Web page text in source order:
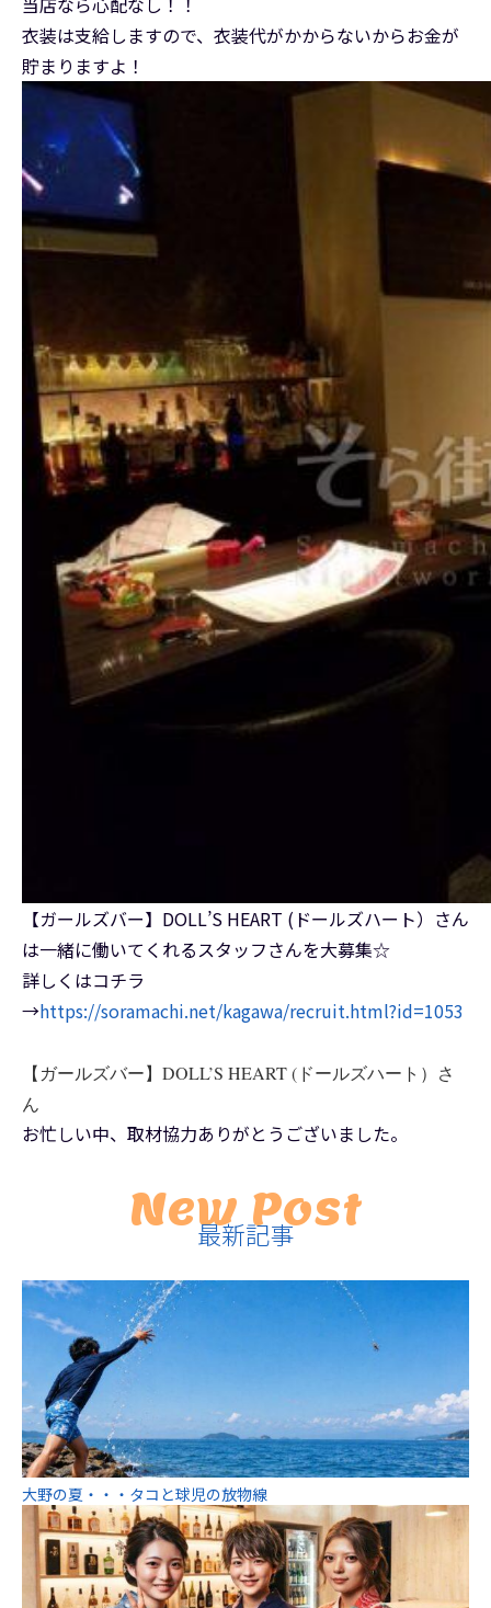
衣装は支給しますので、衣装代がかからないからお金が
貯まりますよ！
【ガールズバー】DOLL’S HEART (ドールズハート）さん
は一緒に働いてくれるスタッフさんを大募集☆
詳しくはコチラ
→https://soramachi.net/kagawa/recruit.html?id=1053
【ガールズバー】DOLL’S HEART (ドールズハート）さ
ん
お忙しい中、取材協力ありがとうございました。
New Post
最新記事
大野の夏・・・タコと球児の放物線